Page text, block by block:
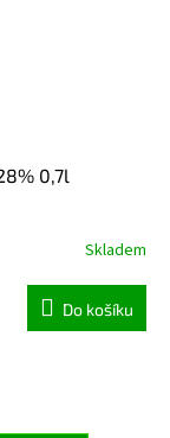
0,7l
Skladem
Do košíku